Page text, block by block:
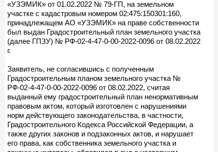
«УЗЭМИК» от 01.02.2022 № 79-ГП, на земельном
участке с кадастровым номером 02:475:150301:160,
принадлежащем АО «УЗЭМИК» на праве собственности
был выдан Градостроительный план земельного участка
(далее ГПЗУ) № РФ-02-4-47-0-00-2022-0096 от 08.02.2022
г.
Заявитель, не согласившись с полученным
Градостроительным планом земельного участка №
РФ-02-4-47-0-00-2022-0096 от 08.02.2022, считая
выданный ему градостроительный план ненормативным
правовым актом, который изготовлен с нарушениями
норм действующего законодательства, в частности,
Градостроительного Кодекса Российской Федерации, а
также других законов и подзаконных актов, и нарушает
его права, как собственника земельного участка и